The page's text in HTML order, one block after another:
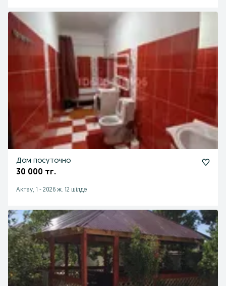
Дом посуточно
30 000 тг.
Актау, 1 - 2026 ж. 12 шілде